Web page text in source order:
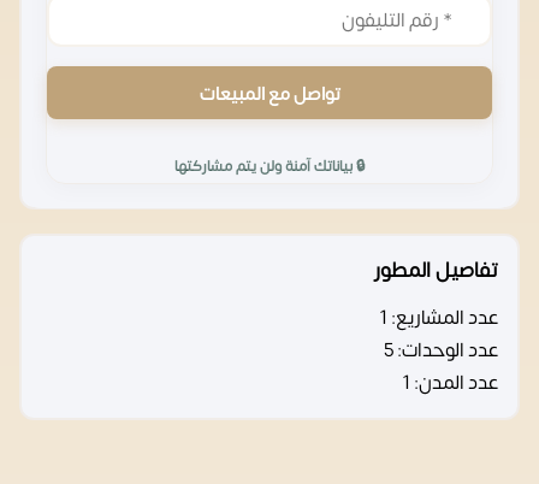
تواصل مع المبيعات
🔒 بياناتك آمنة ولن يتم مشاركتها
تفاصيل المطور
عدد المشاريع: 1
عدد الوحدات:5
عدد المدن: 1